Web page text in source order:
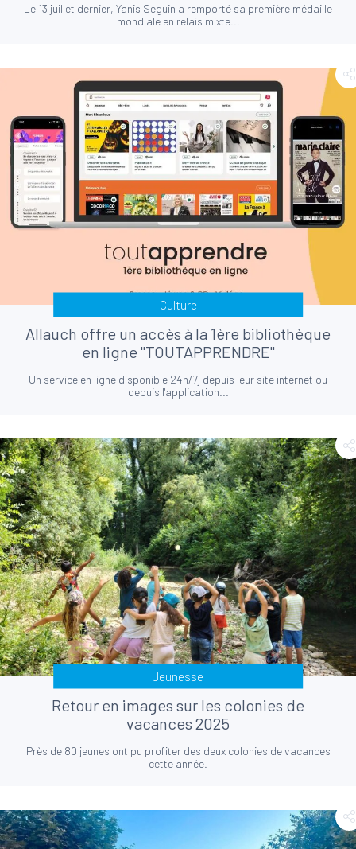
Le 13 juillet dernier, Yanis Seguin a remporté sa première médaille
mondiale en relais mixte...
Culture
Allauch offre un accès à la 1ère bibliothèque
en ligne "TOUTAPPRENDRE"
Un service en ligne disponible 24h/7j depuis leur site internet ou
depuis l'application...
Jeunesse
Retour en images sur les colonies de
vacances 2025
Près de 80 jeunes ont pu profiter des deux colonies de vacances
cette année.